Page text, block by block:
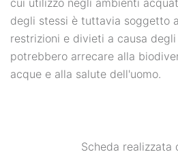
degli stessi è tuttavia soggetto
restrizioni e divieti a causa
potrebbero arrecare alla
acque e alla salute dell'uomo.
Scheda realizzata